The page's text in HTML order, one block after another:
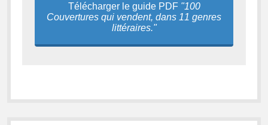
Télécharger le guide PDF "100
Couvertures qui vendent, dans 11 genres
littéraires."